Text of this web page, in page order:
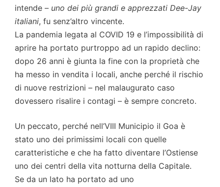
intende – uno dei più grandi e apprezzati Dee-Jay
italiani, fu senz’altro vincente.
La pandemia legata al COVID 19 e l’impossibilità di
aprire ha portato purtroppo ad un rapido declino:
dopo 26 anni è giunta la fine con la proprietà che
ha messo in vendita i locali, anche perché il rischio
di nuove restrizioni – nel malaugurato caso
dovessero risalire i contagi – è sempre concreto.
Un peccato, perché nell’VIII Municipio il Goa è
stato uno dei primissimi locali con quelle
caratteristiche e che ha fatto diventare l’Ostiense
uno dei centri della vita notturna della Capitale.
Se da un lato ha portato ad uno